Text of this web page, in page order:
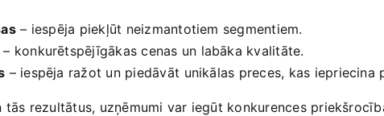
–⁢ iespēja piekļūt‍ neizmantotiem segmentiem.
– konkurētspējīgākas cenas un labāka kvalitāte.
– iespēja ražot un piedāvāt⁢ unikālas preces, kas iepriecina
rezultātus, uzņēmumi var iegūt​ konkurences